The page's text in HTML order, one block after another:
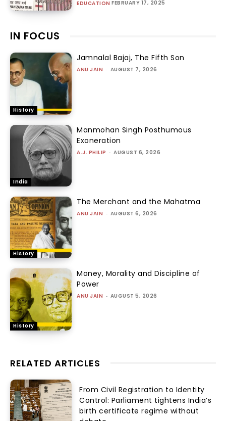
EDUCATION FEBRUARY 17, 2025
IN FOCUS
History
Jamnalal Bajaj, The Fifth Son
ANU JAIN - AUGUST 7, 2026
India
Manmohan Singh Posthumous
Exoneration
A.J. PHILIP - AUGUST 6, 2026
History
The Merchant and the Mahatma
ANU JAIN - AUGUST 6, 2026
History
Money, Morality and Discipline of
Power
ANU JAIN - AUGUST 5, 2026
RELATED ARTICLES
From Civil Registration to Identity
Control: Parliament tightens India’s
birth certificate regime without